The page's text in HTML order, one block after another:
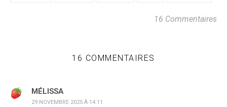
16 Commentaires
16 COMMENTAIRES
MÉLISSA
29 NOVEMBRE 2025 À 14:11